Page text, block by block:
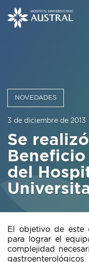
NOVEDADES
3 de diciembre de 2013
Se
del
El objetivo de este
para lograr el
complejidad